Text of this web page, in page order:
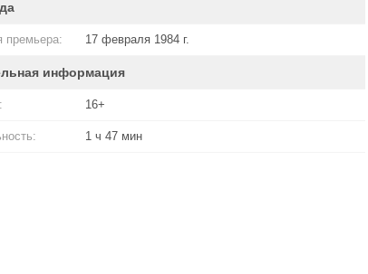
премьера: 17 февраля 1984 г.
информация
16+
1 ч 47 мин